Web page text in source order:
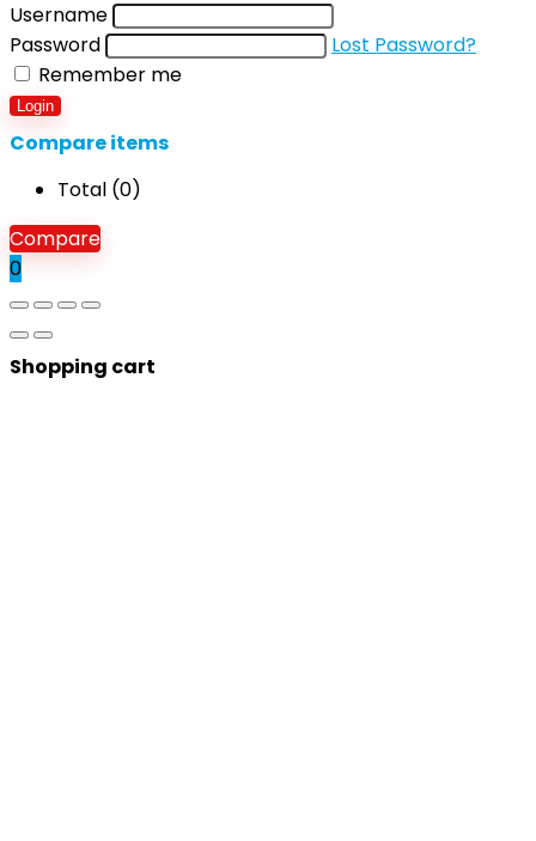
Username
Password
Lost Password?
Remember me
Login
Compare items
Total (0)
Compare
0
Shopping cart